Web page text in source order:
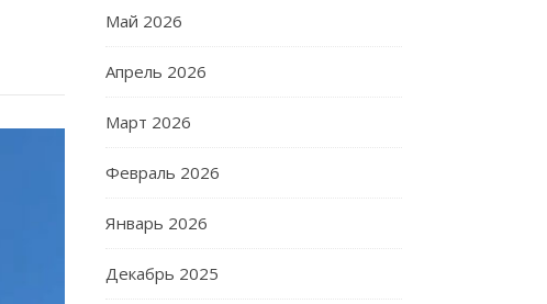
Май 2026
Апрель 2026
Март 2026
Февраль 2026
Январь 2026
Декабрь 2025